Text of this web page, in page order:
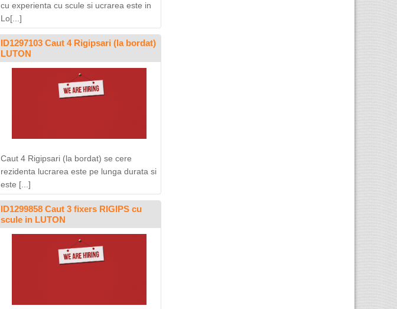
cu experienta cu scule si ucrarea este in
Lo[...]
ID1297103 Caut 4 Rigipsari (la bordat)
LUTON
Caut 4 Rigipsari (la bordat) se cere
rezidenta lucrarea este pe lunga durata si
este [...]
ID1299858 Caut 3 fixers RIGIPS cu
scule in LUTON